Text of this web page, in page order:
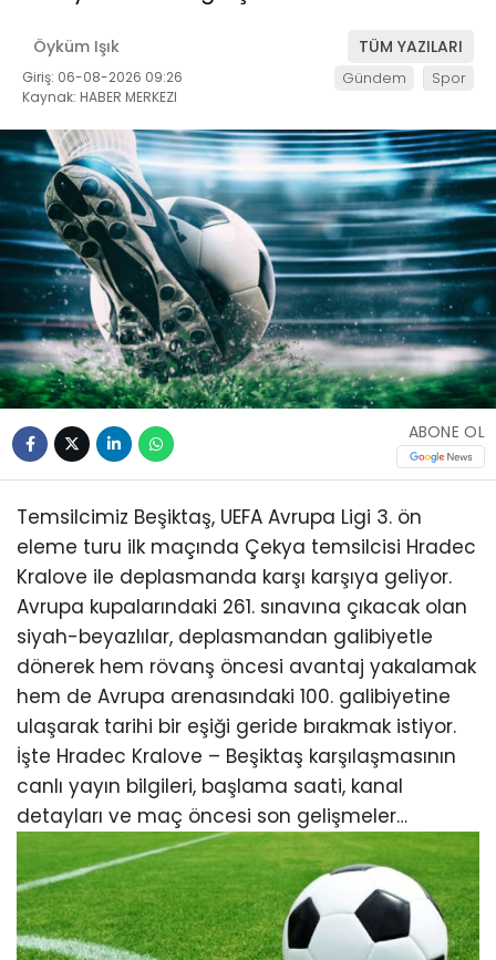
Öyküm Işık TÜM YAZILARI
Giriş: 06-08-2026 09:26
Kaynak: HABER MERKEZI
Gündem Spor
ABONE OL
Temsilcimiz Beşiktaş, UEFA Avrupa Ligi 3. ön
eleme turu ilk maçında Çekya temsilcisi Hradec
Kralove ile deplasmanda karşı karşıya geliyor.
Avrupa kupalarındaki 261. sınavına çıkacak olan
siyah-beyazlılar, deplasmandan galibiyetle
dönerek hem rövanş öncesi avantaj yakalamak
hem de Avrupa arenasındaki 100. galibiyetine
ulaşarak tarihi bir eşiği geride bırakmak istiyor.
İşte Hradec Kralove – Beşiktaş karşılaşmasının
canlı yayın bilgileri, başlama saati, kanal
detayları ve maç öncesi son gelişmeler…